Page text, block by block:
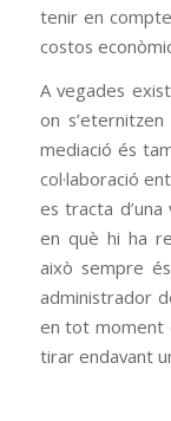
tenir en
costos
A vegades
on
mediació és
col·laboració
es tracta
en què hi ha
això sempre
administrador
en tot moment
tirar endavant